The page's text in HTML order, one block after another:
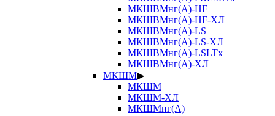
МКШВМнг(А)-HF
МКШВМнг(А)-HF-ХЛ
МКШВМнг(А)-LS
МКШВМнг(А)-LS-ХЛ
МКШВМнг(А)-LSLTx
МКШВМнг(А)-ХЛ
МКШМ▶
МКШМ
МКШМ-ХЛ
МКШМнг(А)